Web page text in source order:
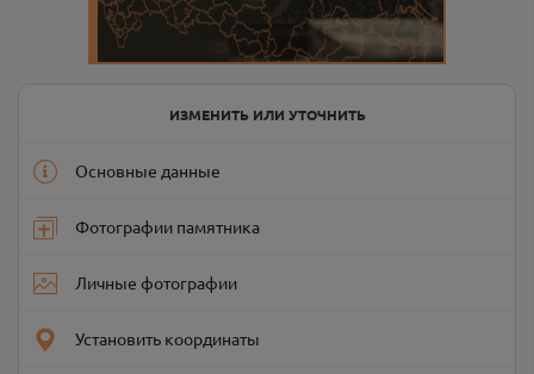
ИЗМЕНИТЬ ИЛИ УТОЧНИТЬ
Основные данные
Фотографии памятника
Личные фотографии
Установить координаты